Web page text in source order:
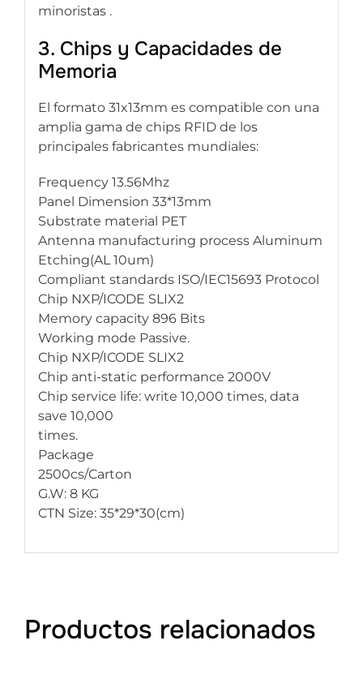
minoristas .
3. Chips y Capacidades de
Memoria
El formato 31x13mm es compatible con una
amplia gama de chips RFID de los
principales fabricantes mundiales:
Frequency 13.56Mhz
Panel Dimension 33*13mm
Substrate material PET
Antenna manufacturing process Aluminum
Etching(AL 10um)
Compliant standards ISO/IEC15693 Protocol
Chip NXP/ICODE SLIX2
Memory capacity 896 Bits
Working mode Passive.
Chip NXP/ICODE SLIX2
Chip anti-static performance 2000V
Chip service life: write 10,000 times, data
save 10,000
times.
Package
2500cs/Carton
G.W: 8 KG
CTN Size: 35*29*30(cm)
Productos relacionados